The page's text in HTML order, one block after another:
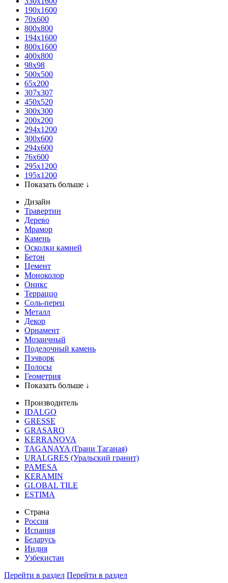
190x1600
70x600
800x800
194x1600
800x1600
400х800
98x98
500x500
65x200
307x307
450x520
300x300
200x200
294x1200
300x600
294x600
76х600
295х1200
195х1200
Показать больше ↓
Дизайн
Травертин
Дерево
Мрамор
Камень
Осколки камней
Бетон
Цемент
Моноколор
Оникс
Терраццо
Соль-перец
Металл
Декор
Орнамент
Мозаичный
Поделочный камень
Пэчворк
Полосы
Геометрия
Показать больше ↓
Производитель
IDALGO
GRESSE
GRASARO
KERRANOVA
TAGANAYA (Грани Таганая)
URALGRES (Уральский гранит)
PAMESA
KERAMIN
GLOBAL TILE
ESTIMA
Страна
Россия
Испания
Беларусь
Индия
Узбекистан
Перейти в раздел Перейти в раздел